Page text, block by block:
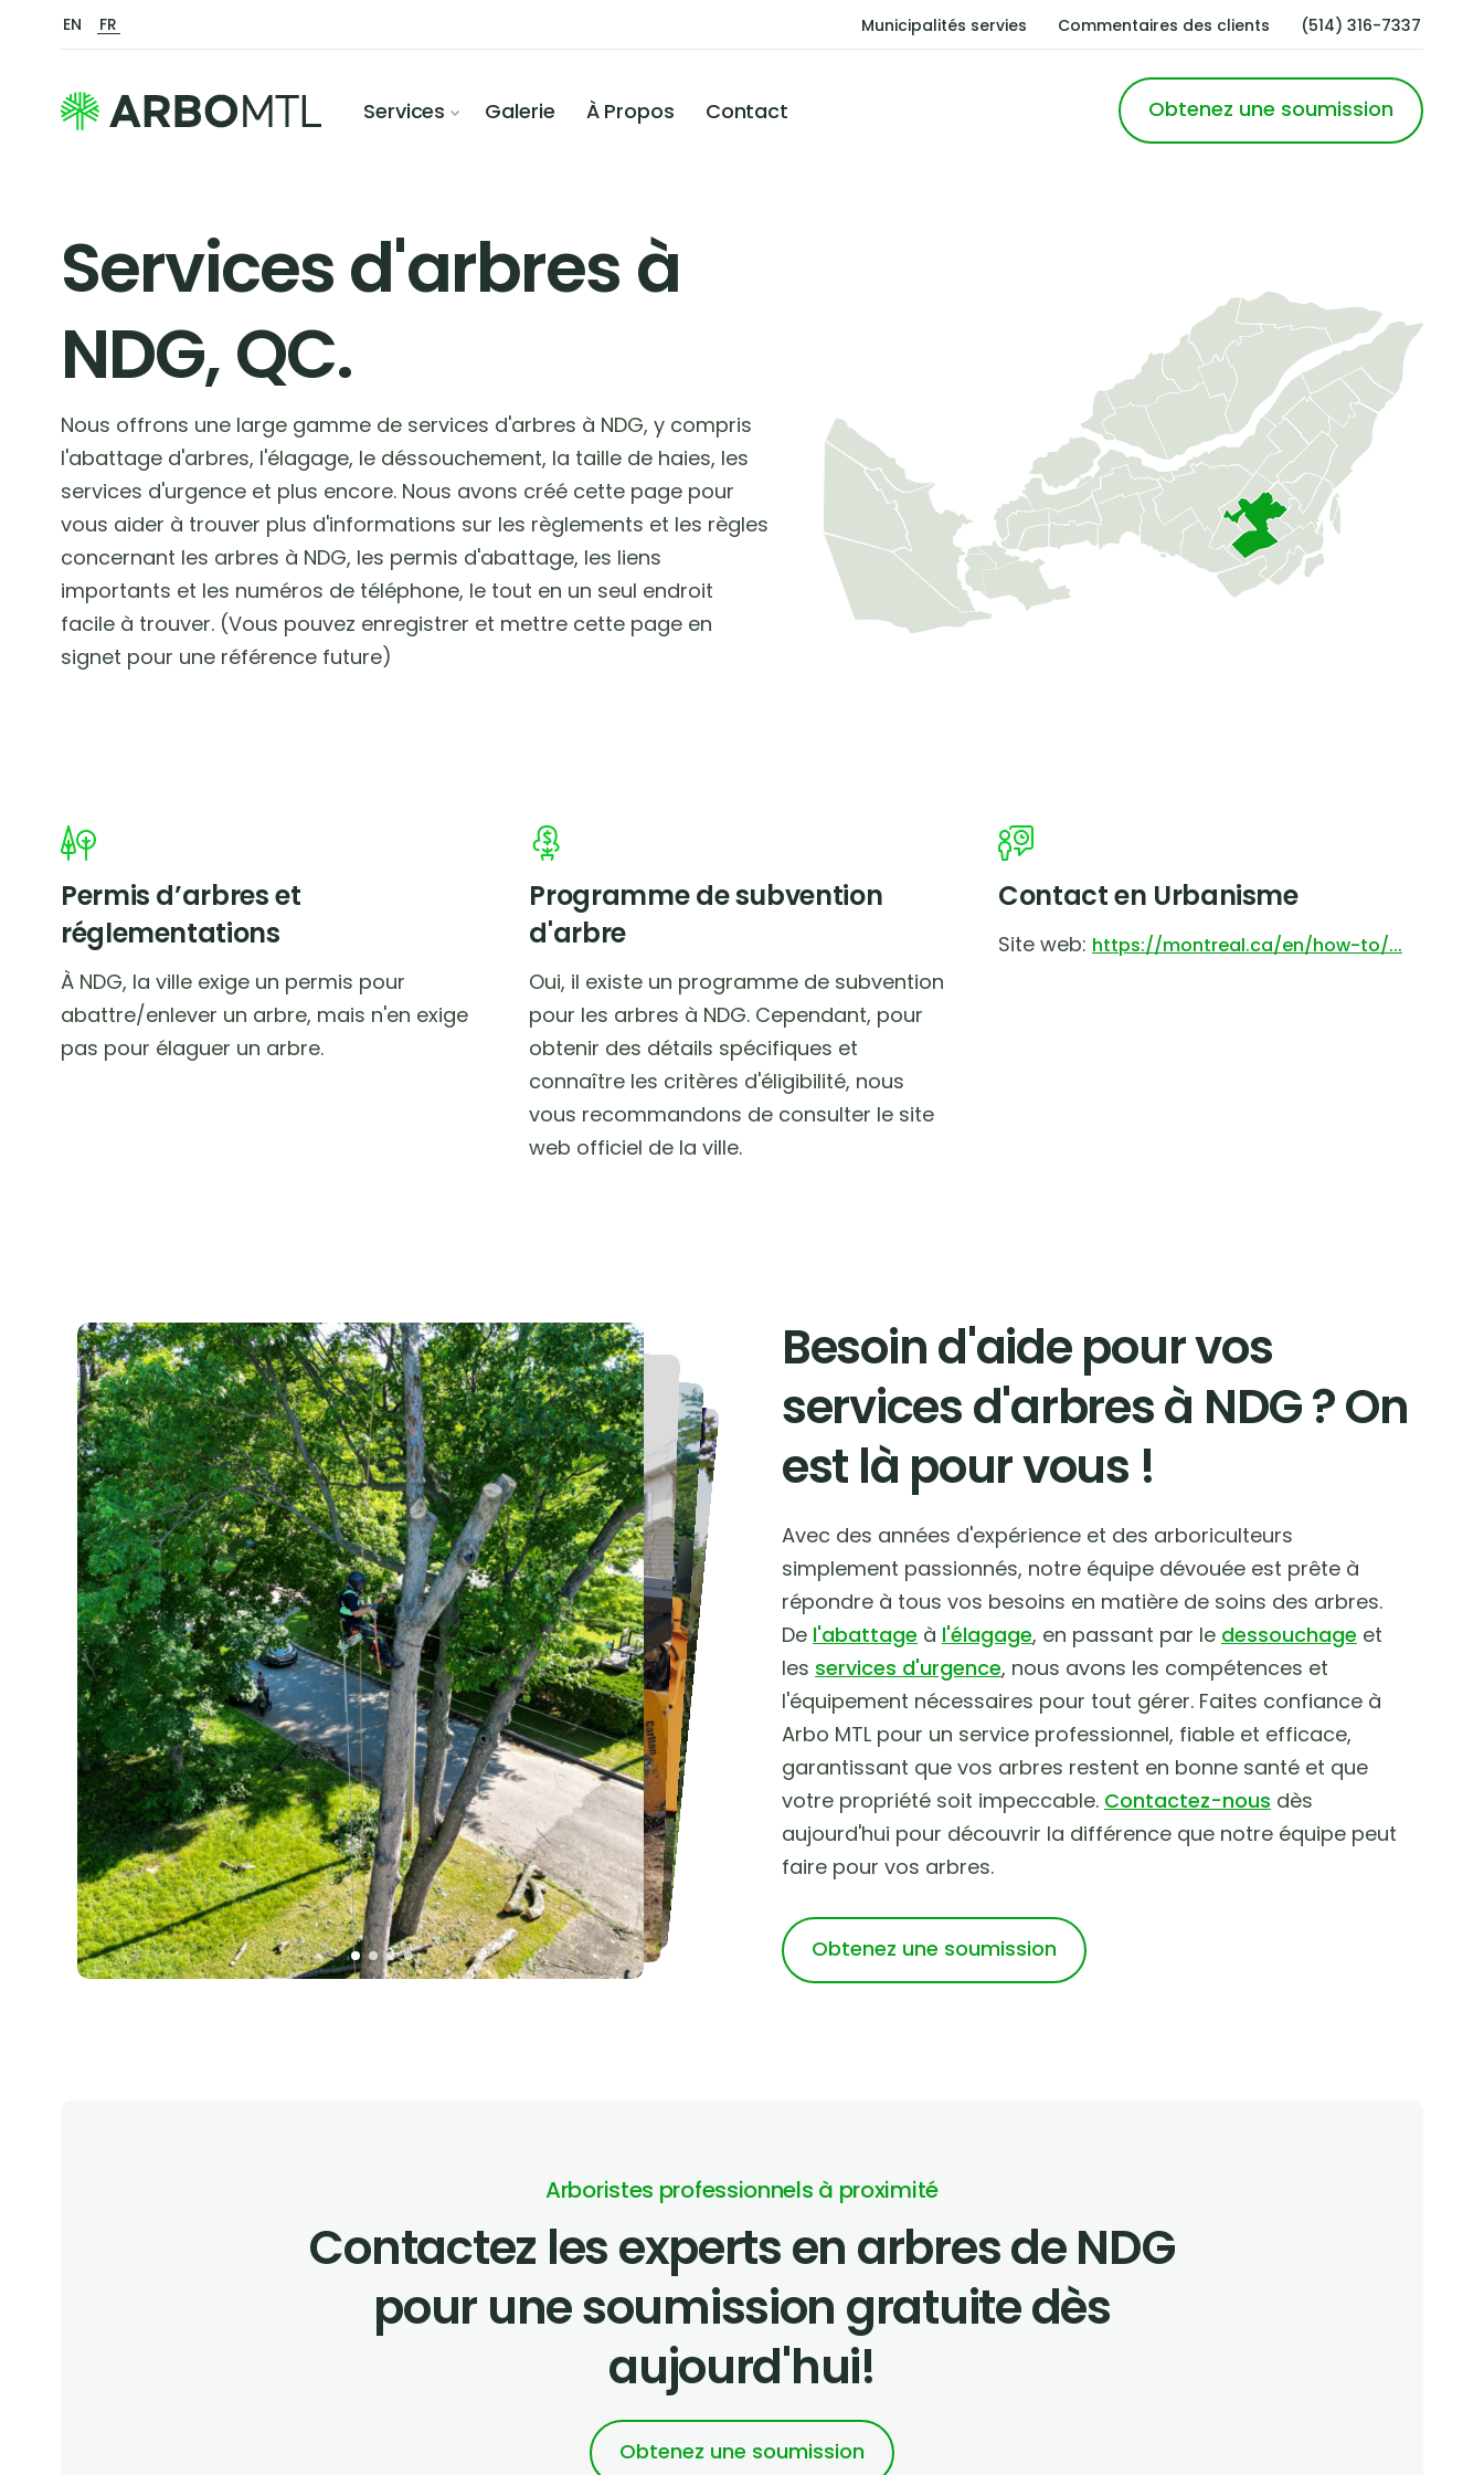
EN FR Municipalités servies Commentaires des clients (514) 316-7337
Services Galerie À Propos Contact Obtenez une soumission
Services d'arbres à
NDG, QC.
Nous offrons une large gamme de services d'arbres à NDG, y compris
l'abattage d'arbres, l'élagage, le déssouchement, la taille de haies, les
services d'urgence et plus encore. Nous avons créé cette page pour
vous aider à trouver plus d'informations sur les règlements et les règles
concernant les arbres à NDG, les permis d'abattage, les liens
importants et les numéros de téléphone, le tout en un seul endroit
facile à trouver. (Vous pouvez enregistrer et mettre cette page en
signet pour une référence future)
Permis d’arbres et
réglementations
À NDG, la ville exige un permis pour
abattre/enlever un arbre, mais n'en exige
pas pour élaguer un arbre.
Programme de subvention
d'arbre
Oui, il existe un programme de subvention
pour les arbres à NDG. Cependant, pour
obtenir des détails spécifiques et
connaître les critères d'éligibilité, nous
vous recommandons de consulter le site
web officiel de la ville.
Contact en Urbanisme
Site web: https://montreal.ca/en/how-to/...
Besoin d'aide pour vos
services d'arbres à NDG ? On
est là pour vous !
Avec des années d'expérience et des arboriculteurs
simplement passionnés, notre équipe dévouée est prête à
répondre à tous vos besoins en matière de soins des arbres.
De l'abattage à l'élagage, en passant par le dessouchage et
les services d'urgence, nous avons les compétences et
l'équipement nécessaires pour tout gérer. Faites confiance à
Arbo MTL pour un service professionnel, fiable et efficace,
garantissant que vos arbres restent en bonne santé et que
votre propriété soit impeccable. Contactez-nous dès
aujourd'hui pour découvrir la différence que notre équipe peut
faire pour vos arbres.
Obtenez une soumission
Arboristes professionnels à proximité
Contactez les experts en arbres de NDG
pour une soumission gratuite dès
aujourd'hui!
Obtenez une soumission